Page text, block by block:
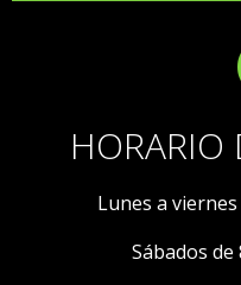
HORARIO
Lunes a viernes
Sábados de